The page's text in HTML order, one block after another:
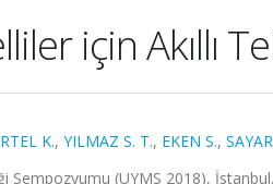
için Akıllı
K., YILMAZ S. T., EKEN S.,
Sempozyumu (UYMS 2018),